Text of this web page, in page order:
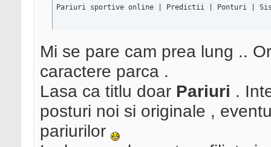
Pariuri sportive online | Predictii | Ponturi |
Mi se pare cam prea lung ..
caractere parca .
Lasa ca titlu doar Pariuri .
posturi noi si originale ,
pariurilor